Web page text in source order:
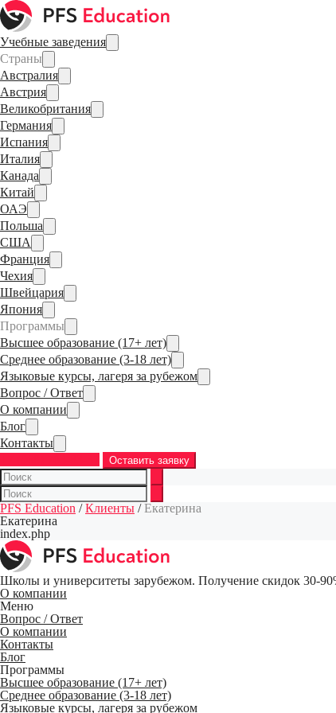
Учебные заведения
Страны
Австралия
Австрия
Великобритания
Германия
Испания
Италия
Канада
Китай
ОАЭ
Польша
США
Франция
Чехия
Швейцария
Япония
Программы
Высшее образование (17+ лет)
Среднее образование (3-18 лет)
Языковые курсы, лагеря за рубежом
Вопрос / Ответ
О компании
Блог
Контакты
Оставить заявку
PFS Education / Клиенты / Екатерина
Екатерина
index.php
Школы и университеты зарубежом. Получение скидок 30-
О компании
Меню
Вопрос / Ответ
О компании
Контакты
Блог
Программы
Высшее образование (17+ лет)
Среднее образование (3-18 лет)
Языковые курсы, лагеря за рубежом